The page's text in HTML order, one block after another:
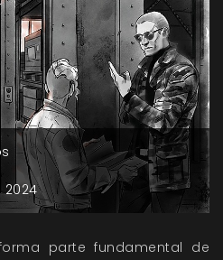
2024
parte fundamental de